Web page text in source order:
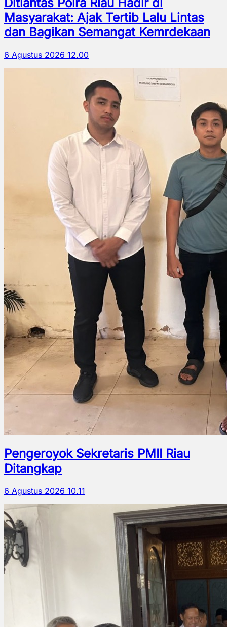
Masyarakat: Ajak Tertib Lalu Lintas
dan Bagikan Semangat Kemrdekaan
6 Agustus 2026 12.00
Pengeroyok Sekretaris PMII Riau
Ditangkap
6 Agustus 2026 10.11